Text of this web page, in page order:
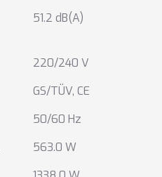
51.2 dB(A)
220/240 V
GS/TÜV, CE
50/60 Hz
563.0 W